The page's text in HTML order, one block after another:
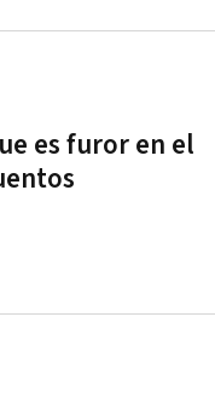
es furor en el